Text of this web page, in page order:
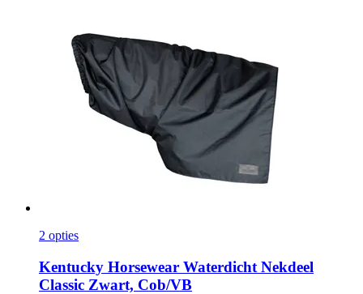
2 opties
Kentucky Horsewear Waterdicht Nekdeel
Classic Zwart, Cob/VB